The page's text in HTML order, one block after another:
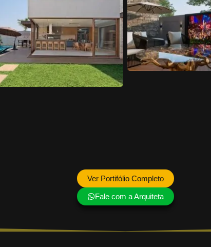
Ver Portifólio Completo
Fale com a Arquiteta